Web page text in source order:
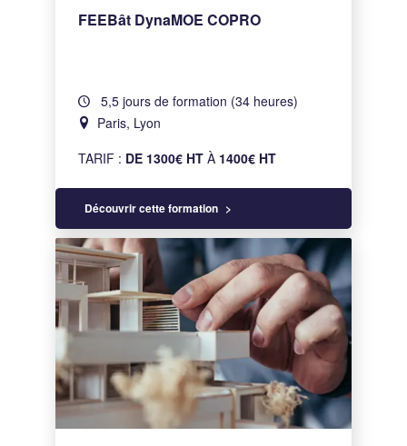
FEEBât DynaMOE COPRO
5,5 jours de formation (34 heures)
Paris, Lyon
TARIF : DE 1300€ HT À 1400€ HT
Découvrir cette formation